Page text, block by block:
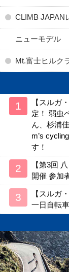
CLIMB JAPAN
ニューモデル
Mt.富士ヒルク
【スルガ
定！ 弱虫
ん、杉浦
m’s
す！
【第3回
開催 参加
【スルガ
一日自転